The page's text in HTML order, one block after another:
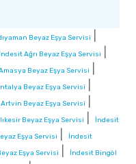
Beyaz Eşya Servisi
İndesit Ağrı Beyaz Eşya Servisi
Beyaz Eşya Servisi
Beyaz Eşya Servisi
Beyaz Eşya Servisi
Beyaz Eşya Servisi
İndesit
Eşya Servisi
İndesit
Eşya Servisi
İndesit Bingöl